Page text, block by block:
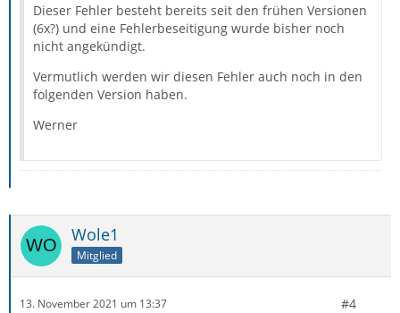
Dieser Fehler besteht bereits seit den frühen Versionen
(6x?) und eine Fehlerbeseitigung wurde bisher noch
nicht angekündigt.
Vermutlich werden wir diesen Fehler auch noch in den
folgenden Version haben.
Werner
Wole1
Mitglied
13. November 2021 um 13:37 #4